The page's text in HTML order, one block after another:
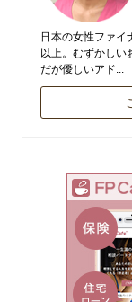
日本の女性ファイ
以上。むずかしい
だが優しいアド...